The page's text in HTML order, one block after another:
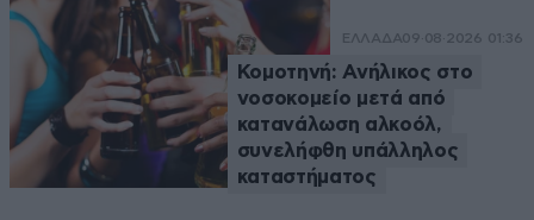
ΕΛΛΑΔΑ09·08·2026 01:36
Κομοτηνή: Ανήλικος στο
νοσοκομείο μετά από
κατανάλωση αλκοόλ,
συνελήφθη υπάλληλος
καταστήματος